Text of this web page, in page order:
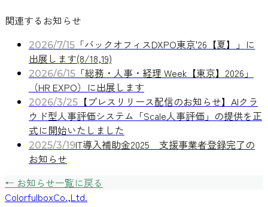
関連するお知らせ
2026/7/15 「バックオフィスDXPO東京'26【夏】」に
出展します(8/18,19)
2026/6/15 「総務・人事・経理 Week【東京】2026」
（HR EXPO）に出展します
2026/3/25 【プレスリリース配信のお知らせ】AIクラ
ウド型人事評価システム「Scale人事評価」の提供を正
式に開始いたしました
2025/3/19IT導入補助金2025 支援事業者登録完了の
お知らせ
← お知らせ一覧に戻る
ColorfulboxCo.,Ltd.